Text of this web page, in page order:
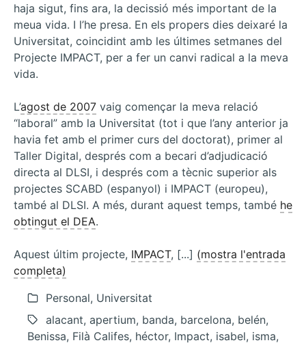
haja sigut, fins ara, la decissió més important de la
meua vida. I l’he presa. En els propers dies deixaré la
Universitat, coincidint amb les últimes setmanes del
Projecte IMPACT, per a fer un canvi radical a la meva
vida.
L’agost de 2007 vaig començar la meva relació
“laboral” amb la Universitat (tot i que l’any anterior ja
havia fet amb el primer curs del doctorat), primer al
Taller Digital, després com a becari d’adjudicació
directa al DLSI, i després com a tècnic superior als
projectes SCABD (espanyol) i IMPACT (europeu),
també al DLSI. A més, durant aquest temps, també he
obtingut el DEA.
Aquest últim projecte, IMPACT, [...] (mostra l'entrada
completa)
Personal, Universitat
alacant, apertium, banda, barcelona, belén,
Benissa, Filà Califes, héctor, Impact, isabel, isma,